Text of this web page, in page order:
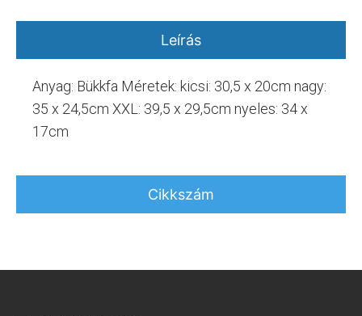
Leírás
Cikkszám
Anyag: Bükkfa Méretek: kicsi: 30,5 x 20cm nagy:
35 x 24,5cm XXL: 39,5 x 29,5cm nyeles: 34 x
17cm